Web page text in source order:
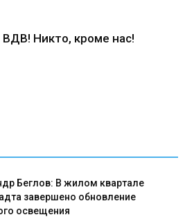
Никто, кроме нас!
Беглов: В жилом квартале
завершено обновление
освещения